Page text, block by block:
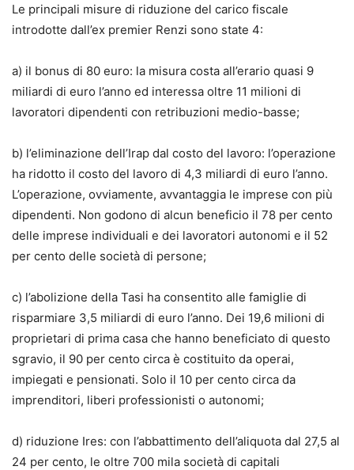
Le principali misure di riduzione del carico fiscale
introdotte dall’ex premier Renzi sono state 4:
a) il bonus di 80 euro: la misura costa all’erario quasi 9
miliardi di euro l’anno ed interessa oltre 11 milioni di
lavoratori dipendenti con retribuzioni medio-basse;
b) l’eliminazione dell’Irap dal costo del lavoro: l’operazione
ha ridotto il costo del lavoro di 4,3 miliardi di euro l’anno.
L’operazione, ovviamente, avvantaggia le imprese con più
dipendenti. Non godono di alcun beneficio il 78 per cento
delle imprese individuali e dei lavoratori autonomi e il 52
per cento delle società di persone;
c) l’abolizione della Tasi ha consentito alle famiglie di
risparmiare 3,5 miliardi di euro l’anno. Dei 19,6 milioni di
proprietari di prima casa che hanno beneficiato di questo
sgravio, il 90 per cento circa è costituito da operai,
impiegati e pensionati. Solo il 10 per cento circa da
imprenditori, liberi professionisti o autonomi;
d) riduzione Ires: con l’abbattimento dell’aliquota dal 27,5 al
24 per cento, le oltre 700 mila società di capitali